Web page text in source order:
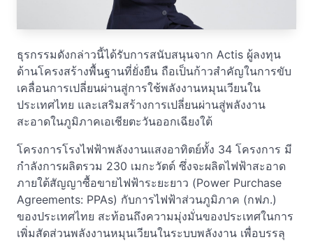
ธุรกรรมดังกล่าวนี้ได้รับการสนับสนุนจาก Actis ผู้ลงทุน
ด้านโครงสร้างพื้นฐานที่ยั่งยืน ถือเป็นก้าวสำคัญในการขับ
เคลื่อนการเปลี่ยนผ่านสู่การใช้พลังงานหมุนเวียนใน
ประเทศไทย และเสริมสร้างการเปลี่ยนผ่านสู่พลังงาน
สะอาดในภูมิภาคเอเชียตะวันออกเฉียงใต้
โครงการโรงไฟฟ้าพลังงานแสงอาทิตย์ทั้ง 34 โครงการ มี
กำลังการผลิตรวม 230 เมกะวัตต์ ซึ่งจะผลิตไฟฟ้าสะอาด
ภายใต้สัญญาซื้อขายไฟฟ้าระยะยาว (Power Purchase
Agreements: PPAs) กับการไฟฟ้าส่วนภูมิภาค (กฟภ.)
ของประเทศไทย สะท้อนถึงความมุ่งมั่นของประเทศในการ
เพิ่มสัดส่วนพลังงานหมุนเวียนในระบบพลังงาน เพื่อบรรลุ